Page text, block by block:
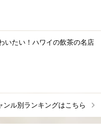
いたい！ハワイの飲茶の名店
ンル別ランキングはこちら